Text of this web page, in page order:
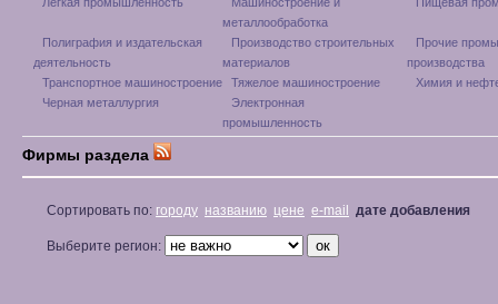
металлообработка
Полиграфия и издательская
деятельность
Производство строительных
материалов
Прочие
производства
Транспортное машиностроение
Тяжелое машиностроение
Химия и
Черная металлургия
Электронная
промышленность
Фирмы раздела
Сортировать по: городу названию цене e-mail дате добавления
Выберите регион: